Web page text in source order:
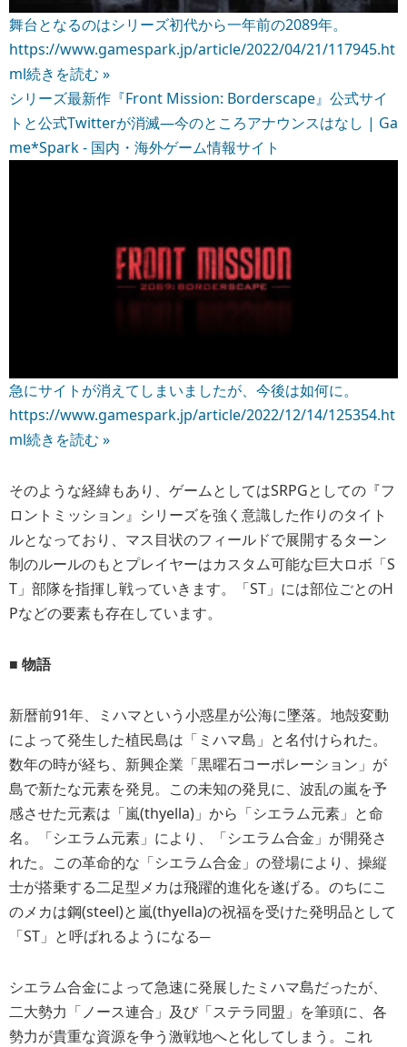
舞台となるのはシリーズ初代から一年前の2089年。
https://www.gamespark.jp/article/2022/04/21/117945.ht
ml続きを読む »
シリーズ最新作『Front Mission: Borderscape』公式サイ
トと公式Twitterが消滅―今のところアナウンスはなし | Ga
me*Spark - 国内・海外ゲーム情報サイト
急にサイトが消えてしまいましたが、今後は如何に。
https://www.gamespark.jp/article/2022/12/14/125354.ht
ml続きを読む »
そのような経緯もあり、ゲームとしてはSRPGとしての『フ
ロントミッション』シリーズを強く意識した作りのタイト
ルとなっており、マス目状のフィールドで展開するターン
制のルールのもとプレイヤーはカスタム可能な巨大ロボ「S
T」部隊を指揮し戦っていきます。「ST」には部位ごとのH
Pなどの要素も存在しています。
■ 物語
新暦前91年、ミハマという小惑星が公海に墜落。地殻変動
によって発生した植民島は「ミハマ島」と名付けられた。
数年の時が経ち、新興企業「黒曜石コーポレーション」が
島で新たな元素を発見。この未知の発見に、波乱の嵐を予
感させた元素は「嵐(thyella)」から「シエラム元素」と命
名。「シエラム元素」により、「シエラム合金」が開発さ
れた。この革命的な「シエラム合金」の登場により、操縦
士が搭乗する二足型メカは飛躍的進化を遂げる。のちにこ
のメカは鋼(steel)と嵐(thyella)の祝福を受けた発明品として
「ST」と呼ばれるようになる─
シエラム合金によって急速に発展したミハマ島だったが、
二大勢力「ノース連合」及び「ステラ同盟」を筆頭に、各
勢力が貴重な資源を争う激戦地へと化してしまう。これ